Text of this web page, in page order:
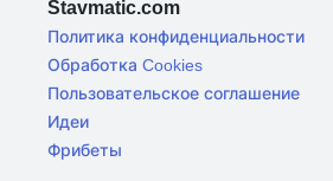
Stavmatic.com
Политика конфиденциальности
Обработка Cookies
Пользовательское соглашение
Идеи
Фрибеты